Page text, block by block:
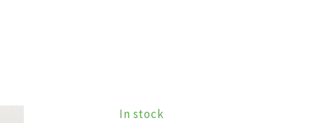
In stock